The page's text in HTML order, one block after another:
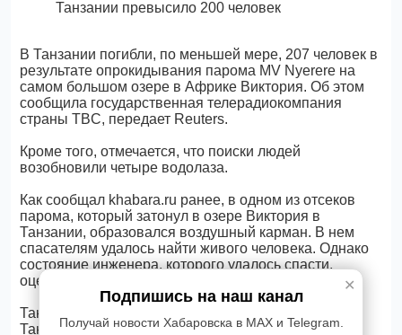
В Танзании погибли, по меньшей мере, 207 человек в
результате опрокидывания парома MV Nyerere на
самом большом озере в Африке Виктория. Об этом
сообщила государственная телерадиокомпания
страны TBC, передает Reuters.
Кроме того, отмечается, что поиски людей
возобновили четыре водолаза.
Как сообщал khabara.ru ранее, в одном из отсеков
парома, который затонул в озере Виктория в
Танзании, образовался воздушный карман. В нем
спасателям удалось найти живого человека. Однако
состояние инженера, которого удалось спасти,
оценивают как тяжелое.
Также напомним, что В четверг , 20 сентября в
Танзании на озере Виктория перевернулся
✕
Подпишись на наш канал
Получай новости Хабаровска в MAX и Telegram.